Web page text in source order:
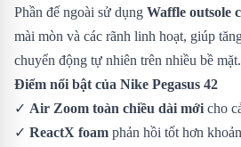
Phần đế ngoài sử dụng Waffle outsole
mài mòn và các rãnh linh hoạt, giúp
chuyển động tự nhiên trên nhiều bề mặt.
Điểm nổi bật của Nike Pegasus 42
✓ Air Zoom toàn chiều dài mới cho
✓ ReactX foam phản hồi tốt hơn